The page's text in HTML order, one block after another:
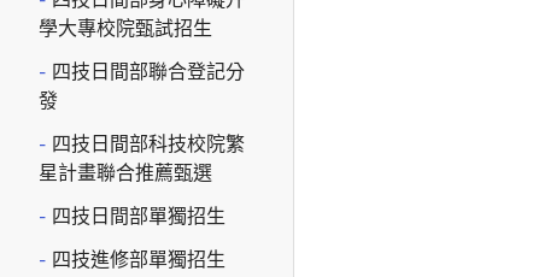
學大專校院甄試招生
四技日間部聯合登記分
發
四技日間部科技校院繁
星計畫聯合推薦甄選
四技日間部單獨招生
四技進修部單獨招生